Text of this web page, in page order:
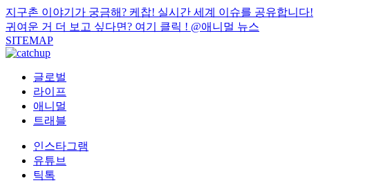
지구촌 이야기가 궁금해? 케찹! 실시간 세계 이슈를 공유합니다!
귀여운 거 더 보고 싶다면? 여기 클릭 ! @애니멀 뉴스
SITEMAP
글로벌
라이프
애니멀
트래블
인스타그램
유튜브
틱톡